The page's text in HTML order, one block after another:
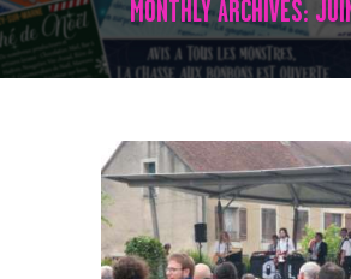
MONTHLY ARCHIVES:
ACTUALITÉS
TRAIL DE CHÉZY